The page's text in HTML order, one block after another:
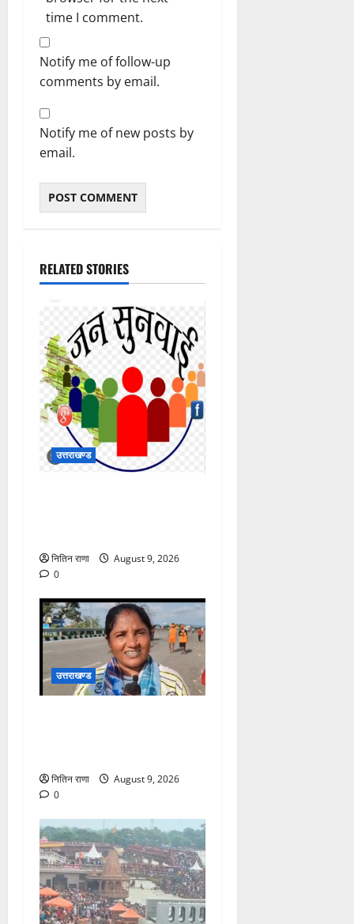
time I comment.
Notify me of follow-up
comments by email.
Notify me of new posts by
email.
RELATED STORIES
उत्तराखण्ड
नितिन राणा
August 9, 2026
0
उत्तराखण्ड
नितिन राणा
August 9, 2026
0